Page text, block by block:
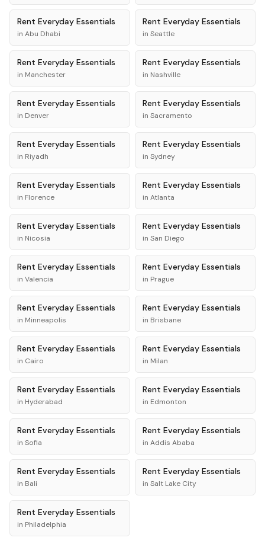
Rent Everyday Essentials
in Abu Dhabi
Rent Everyday Essentials
in Seattle
Rent Everyday Essentials
in Manchester
Rent Everyday Essentials
in Nashville
Rent Everyday Essentials
in Denver
Rent Everyday Essentials
in Sacramento
Rent Everyday Essentials
in Riyadh
Rent Everyday Essentials
in Sydney
Rent Everyday Essentials
in Florence
Rent Everyday Essentials
in Atlanta
Rent Everyday Essentials
in Nicosia
Rent Everyday Essentials
in San Diego
Rent Everyday Essentials
in Valencia
Rent Everyday Essentials
in Prague
Rent Everyday Essentials
in Minneapolis
Rent Everyday Essentials
in Brisbane
Rent Everyday Essentials
in Cairo
Rent Everyday Essentials
in Milan
Rent Everyday Essentials
in Hyderabad
Rent Everyday Essentials
in Edmonton
Rent Everyday Essentials
in Sofia
Rent Everyday Essentials
in Addis Ababa
Rent Everyday Essentials
in Bali
Rent Everyday Essentials
in Salt Lake City
Rent Everyday Essentials
in Philadelphia